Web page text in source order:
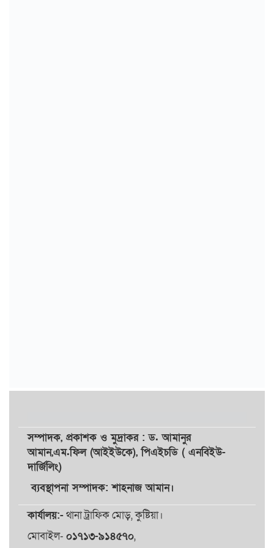
সম্পাদক, প্রকাশকওমুদ্রাকর: ড. আমানুর
আমান,এম.ফিল (আইইউকে), পিএইচডি ( এনবিইউ-
দার্জিলিং)
ব্যবস্থাপনা সম্পাদক: শাহনাজ আমান।
কার্যালয়:-থানা ট্রাফিক মোড়, কুষ্টিয়া।
মোবাইল- ০১৭১৩-৯১৪৫৭০,